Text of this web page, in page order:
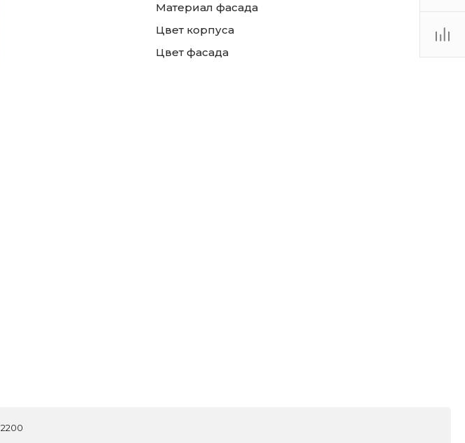
Материал фасада
Цвет корпуса
Цвет фасада
2200